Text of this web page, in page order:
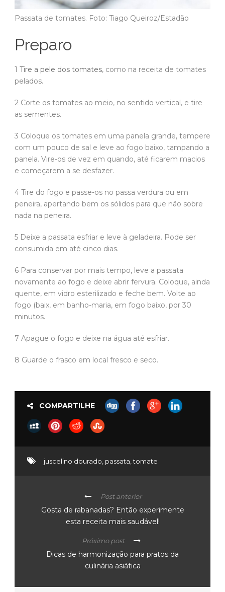
Passata de tomates. Foto: Tiago Queiroz/Estadão
Preparo
1 Tire a pele dos tomates, como na receita de tomates
pelados.
2 Corte os tomates ao meio, no sentido vertical, e tire
as sementes.
3 Coloque os tomates em uma panela grande, tempere
com um pouco de sal e leve ao fogo baixo, tampando a
panela. Vire-os de vez em quando, até ficarem macios
e começarem a se desfazer.
4 Tire do fogo e passe-os no passa verdura ou em
peneira, apertando bem os sólidos para que não sobre
nada na peneira.
5 Deixe a passata esfriar e leve à geladeira. Pode ser
consumida em até cinco dias.
6 Para conservar por mais tempo, leve a passata
novamente ao fogo e deixe abrir fervura. Coloque, ainda
quente, em vidro esterilizado e feche bem. Volte ao
fogo (baix, em banho-maria, em fogo baixo, por 30
minutos.
7 Apague o fogo e deixe na água até esfriar.
8 Guarde o frasco em local fresco e seco.
COMPARTILHE
juscelino dourado passata tomate
Post anterior
Gosta de rabanadas? Então experimente
esta receita mais saudável!
Próximo post
Dicas de harmonização para pratos da
culinária asiática